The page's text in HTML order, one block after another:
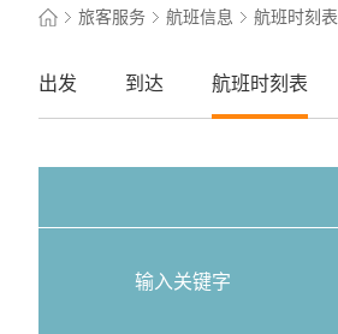
旅客服务 航班信息 航班时刻表
出发 到达 航班时刻表